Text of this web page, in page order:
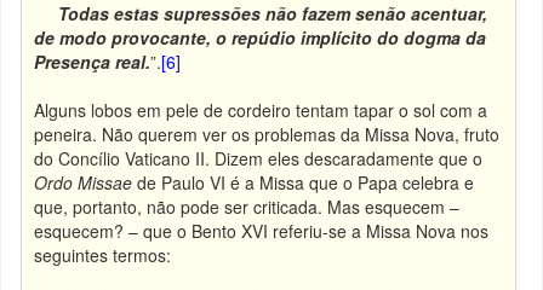
Todas estas supressões não fazem senão acentuar,
de modo provocante, o repúdio implícito do dogma da
Presença real.”.[6]
Alguns lobos em pele de cordeiro tentam tapar o sol com a
peneira. Não querem ver os problemas da Missa Nova, fruto
do Concílio Vaticano II. Dizem eles descaradamente que o
Ordo Missae de Paulo VI é a Missa que o Papa celebra e
que, portanto, não pode ser criticada. Mas esquecem –
esquecem? – que o Bento XVI referiu-se a Missa Nova nos
seguintes termos: